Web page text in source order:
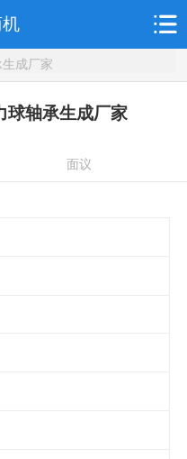
成厂家
球轴承生成厂家
面议